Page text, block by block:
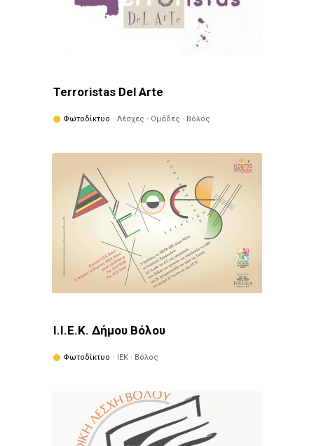
Terroristas Del Arte
Φωτοδίκτυο · Λέσχες - Ομάδες · Βόλος
Ι.Ι.Ε.Κ. Δήμου Βόλου
Φωτοδίκτυο · ΙΕΚ · Βόλος